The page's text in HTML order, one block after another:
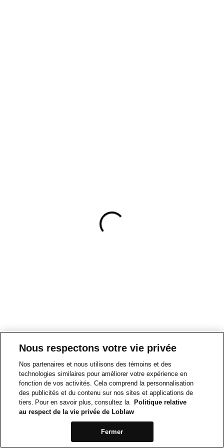
Nous respectons votre vie privée
Nos partenaires et nous utilisons des témoins et des
technologies similaires pour améliorer votre expérience en
fonction de vos activités. Cela comprend la personnalisation
des publicités et du contenu sur nos sites et applications de
tiers. Pour en savoir plus, consultez la
Politique relative
au respect de la vie privée de Loblaw
Fermer